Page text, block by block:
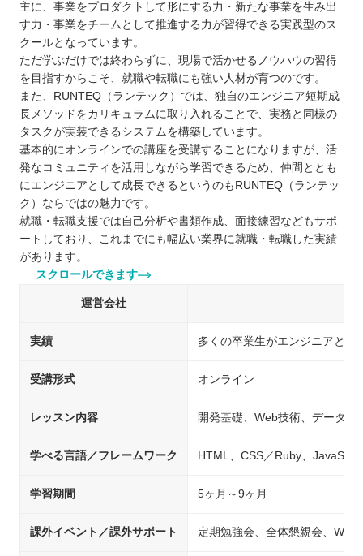
主に、事業をプロダクトして形にする力・新たな事業を生み出
す力・事業をチームとして推進する力が習得できる実践型のス
クールとなっています。
ただ学ぶだけでは終わらずに、現場で活かせるノウハウの習得
を目指すからこそ、就職や転職にも強い人材が育つのです。
また、RUNTEQ（ランテック）では、独自のエンジニア短期成
長メソッドをカリキュラムに取り入れることで、実務と同様の
タスクが実装できるシステムを構築しています。
基本的にオンラインでの講座を受講することになりますが、活
発なコミュニティを活用しながら学習できるため、仲間ととも
にエンジニアとして成長できるというのもRUNTEQ（ランテッ
ク）ならではの魅力です。
就職・転職支援では自己分析や書類作成、面接練習などもサポ
ートしており、これまでにも幅広い業界に就職・転職した実績
があります。
スクロールできます
運営会社
実績 多くの卒業生がエンジニアとし
受講形式 オンライン
レッスン内容 開発基礎、Web技術、データ
学べる言語／フレームワーク HTML、CSS／Ruby、
学習期間 5ヶ月～9ヶ月
課外イベント／課外サポート 定期勉強会、全体懇親会、Web